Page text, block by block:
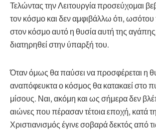
Τελώντας την Λειτουργία προσεύχομαι
τον κόσμο και δεν αμφιβάλλω ότι,
στον κόσμο αυτό η θυσία αυτή της
διατηρηθεί στην ύπαρξή του.
Όταν όμως θα παύσει να προσφέρεται η
αναπόφευκτα ο κόσμος θα κατακαεί στο
μίσους. Ναι, ακόμη και ως σήμερα δεν
αιώνες που πέρασαν τέτοια εποχή, κατά
Χριστιανισμός έγινε σοβαρά δεκτός από